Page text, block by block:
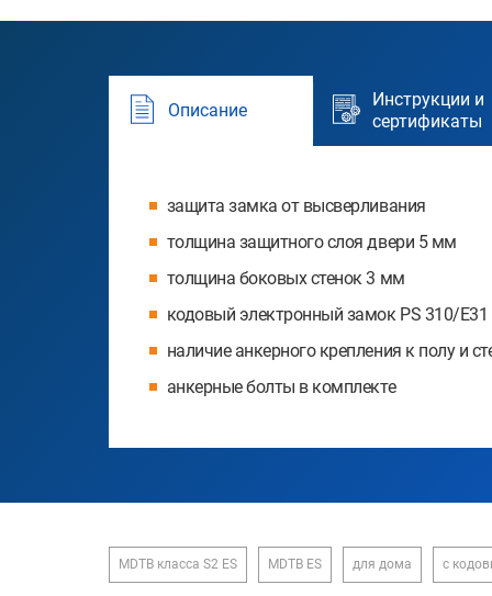
Описание
Инструкции и
сертификаты
защита замка от высверливания
толщина защитного слоя двери 5 мм
толщина боковых стенок 3 мм
кодовый электронный замок PS 310/Е31
наличие анкерного крепления к полу и
анкерные болты в комплекте
MDTB класса S2 ES MDTB ES для дома с